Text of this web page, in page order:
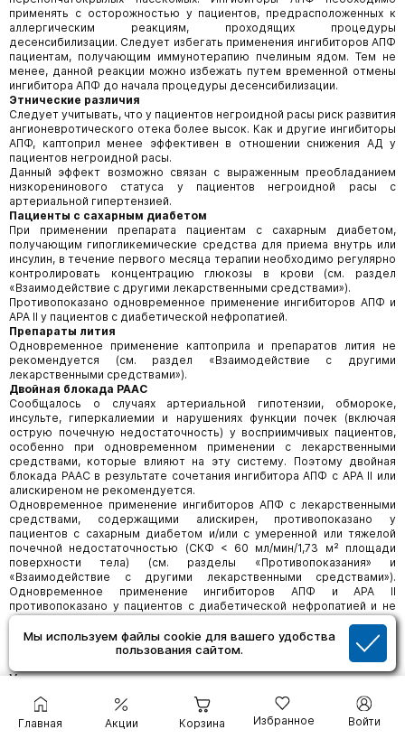
Мы используем файлы cookie для вашего удобства
пользования сайтом.
Главная Акции Корзина Избранное Войти
применять с осторожностью у пациентов, предрасположенных к
аллергическим реакциям, проходящих процедуры
десенсибилизации. Следует избегать применения ингибиторов АПФ
пациентам, получающим иммунотерапию пчелиным ядом. Тем не
менее, данной реакции можно избежать путем временной отмены
ингибитора АПФ до начала процедуры десенсибилизации.
Этнические различия
Следует учитывать, что у пациентов негроидной расы риск развития
ангионевротического отека более высок. Как и другие ингибиторы
АПФ, каптоприл менее эффективен в отношении снижения АД у
пациентов негроидной расы.
Данный эффект возможно связан с выраженным преобладанием
низкоренинового статуса у пациентов негроидной расы с
артериальной гипертензией.
Пациенты с сахарным диабетом
При применении препарата пациентам с сахарным диабетом,
получающим гипогликемические средства для приема внутрь или
инсулин, в течение первого месяца терапии необходимо регулярно
контролировать концентрацию глюкозы в крови (см. раздел
«Взаимодействие с другими лекарственными средствами»).
Противопоказано одновременное применение ингибиторов АПФ и
АРА II у пациентов с диабетической нефропатией.
Препараты лития
Одновременное применение каптоприла и препаратов лития не
рекомендуется (см. раздел «Взаимодействие с другими
лекарственными средствами»).
Двойная блокада РААС
Сообщалось о случаях артериальной гипотензии, обмороке,
инсульте, гиперкалиемии и нарушениях функции почек (включая
острую почечную недостаточность) у восприимчивых пациентов,
особенно при одновременном применении с лекарственными
средствами, которые влияют на эту систему. Поэтому двойная
блокада РААС в результате сочетания ингибитора АПФ с АРА II или
алискиреном не рекомендуется.
Одновременное применение ингибиторов АПФ с лекарственными
средствами, содержащими алискирен, противопоказано у
пациентов с сахарным диабетом и/или с умеренной или тяжелой
почечной недостаточностью (СКФ < 60 мл/мин/1,73 м² площади
поверхности тела) (см. разделы «Противопоказания» и
«Взаимодействие с другими лекарственными средства­ми»).
Одновременное применение ингибиторов АПФ и АРА II
противопоказано у пациентов с диабетической нефропатией и не
рекомендуется у других пациентов.
При применении каптоприла может наблюдаться
ложноположительная реакция при анализе мочи на ацетон.
Условия хранения
При температуре не выше 25 °C.
Хранить в недоступном для детей месте.